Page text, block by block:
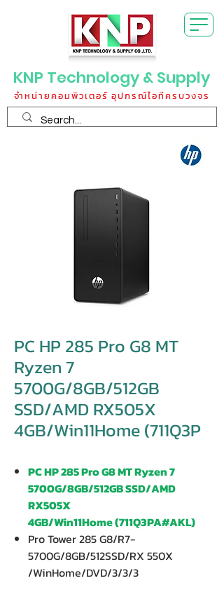
KNP Technology & Supply
จำหน่ายคอมพิวเตอร์ อุปกรณ์ไอทีครบวงจร
PC HP 285 Pro G8 MT
Ryzen 7
5700G/8GB/512GB
SSD/AMD RX505X
4GB/Win11Home (711Q3P
PC HP 285 Pro G8 MT Ryzen 7
5700G/8GB/512GB SSD/AMD
RX505X
4GB/Win11Home (711Q3PA#AKL)
Pro Tower 285 G8/R7-
5700G/8GB/512SSD/RX 550X
/WinHome/DVD/3/3/3